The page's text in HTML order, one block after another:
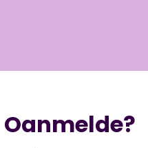
Oanmelde?